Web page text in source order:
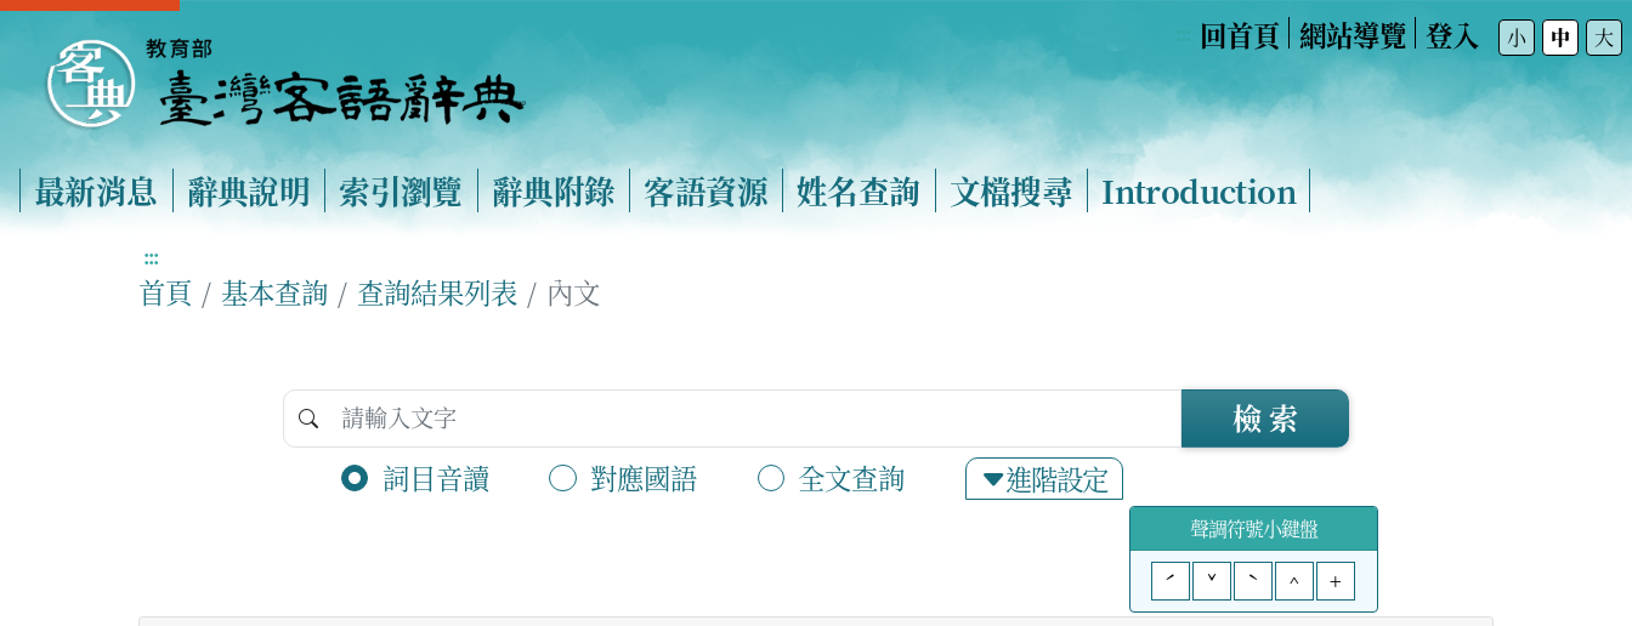
回首頁 網站導覽 登入 小 中 大
最新消息 辭典說明 索引瀏覽 辭典附錄 客語資源 姓名查詢 文檔搜尋 Introduction
:::
首頁 基本查詢 查詢結果列表 內文
詞目音讀 對應國語 全文查詢 進階設定
檢 索
聲調符號小鍵盤
ˊ
ˇ ˋ ^ +